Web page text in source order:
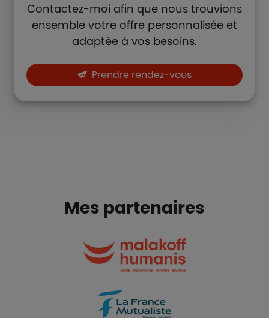
Contactez-moi afin que nous trouvions
ensemble votre offre personnalisée et
adaptée à vos besoins.
Prendre rendez-vous
Mes partenaires